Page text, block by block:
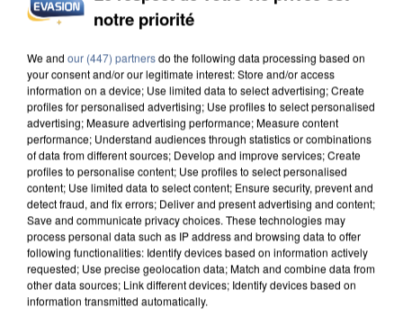
INCENDIES : L’ÎLE-DE-FRANCE LANCE UN ÉLAN
DE SOLIDARITÉ AVEC LES...
notre priorité
We and our (447) partnersdo the following data processing based on
your consent and/or our legitimate interest: Store and/or access
information on a device; Use limited data to select advertising; Create
profiles for personalised advertising; Use profiles to select personalised
advertising; Measure advertising performance; Measure content
performance; Understand audiences through statistics or combinations
of data from different sources; Develop and improve services; Create
profiles to personalise content; Use profiles to select personalised
content; Use limited data to select content; Ensure security, prevent and
detect fraud, and fix errors; Deliver and present advertising and content;
Save and communicate privacy choices. These technologies may
process personal data such as IP address and browsing data to offer
following functionalities: Identify devices based on information actively
requested; Use precise geolocation data; Match and combine data from
other data sources; Link different devices; Identify devices based on
information transmitted automatically.